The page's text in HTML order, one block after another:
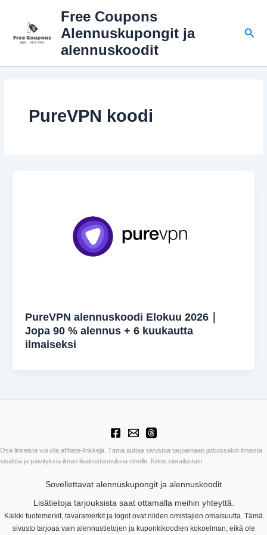
Free Coupons
Alennuskupongit ja
alennuskoodit
Hae
PureVPN koodi
PureVPN alennuskoodi Elokuu 2026｜
Jopa 90 % alennus + 6 kuukautta
ilmaiseksi
Osa linkeistä voi olla affiliate-linkkejä. Tämä auttaa sivustoa tarjoamaan jatkossakin ilmaista
sisältöä ja päivityksiä ilman lisäkustannuksia sinulle. Kiitos vierailustasi
Sovellettavat alennuskupongit ja alennuskoodit
Lisätietoja tarjouksista saat ottamalla meihin yhteyttä.
Kaikki tuotemerkit, tavaramerkit ja logot ovat niiden omistajien omaisuutta. Tämä
sivusto tarjoaa vain alennustietojen ja kuponkikoodien kokoelman, eikä ole